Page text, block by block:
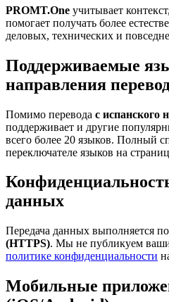
PROMT.One учитывает
помогает получать более
деловых, технических и
Поддерживаемые
направления
Помимо перевода с испанского
поддерживает и другие
всего более 20 языков. Полный
переключателе языков на
данных
Передача данных выполняется по
(HTTPS). Мы не публикуем
политике конфиденциальности
Мобильные